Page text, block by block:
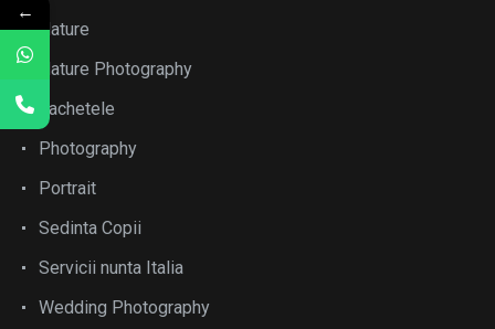
Nature
Nature Photography
pachetele
Photography
Portrait
Sedinta Copii
Servicii nunta Italia
Wedding Photography
←